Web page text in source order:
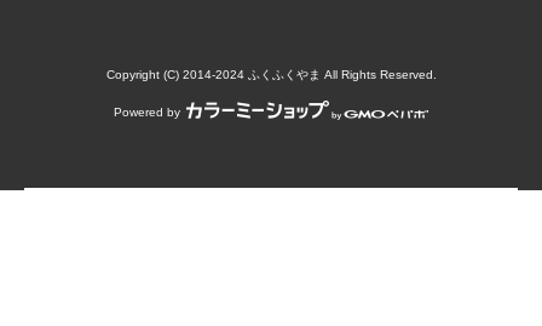
Copyright (C) 2014-2024 ふくふくやま All Rights Reserved.
Powered by